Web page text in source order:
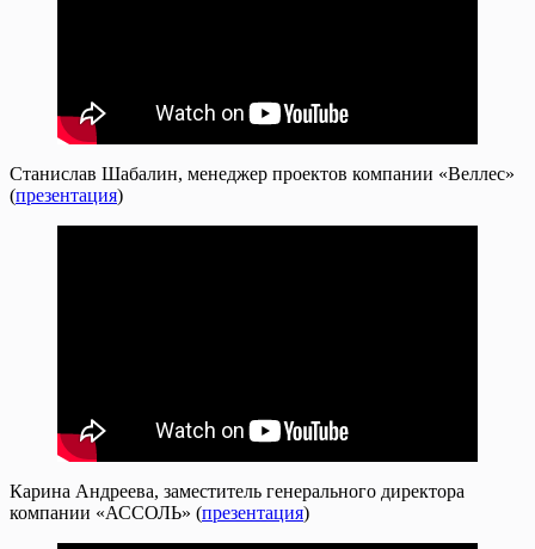
Станислав Шабалин, менеджер проектов компании «Веллес»
(презентация)
Карина Андреева, заместитель генерального директора
компании «АССОЛЬ» (презентация)